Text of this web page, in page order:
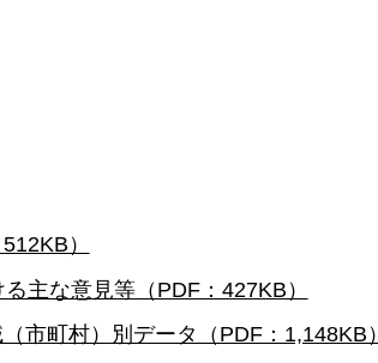
）
主な意見等（PDF：427KB）
町村）別データ（PDF：1,148KB）